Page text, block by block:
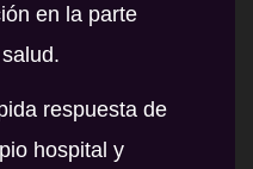
en la parte
respuesta de
hospital y